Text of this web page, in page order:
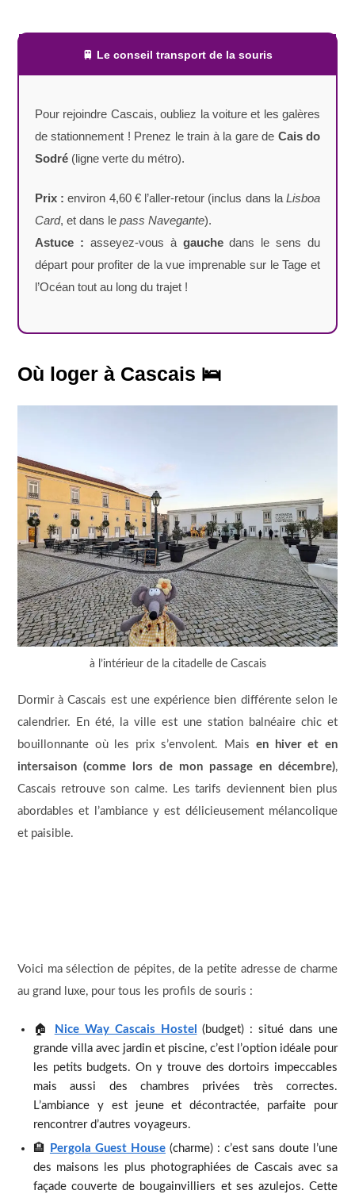
🚆 Le conseil transport de la souris
Pour rejoindre Cascais, oubliez la voiture et les galères
de stationnement ! Prenez le train à la gare de Cais do
Sodré(ligne verte du métro).
Prix : environ 4,60 € l’aller-retour (inclus dans laLisboa
Card, et dans le pass Navegante).
Astuce : asseyez-vous à gauchedans le sens du
départ pour profiter de la vue imprenable sur le Tage et
l’Océan tout au long du trajet !
Où loger à Cascais 🛌
à l’intérieur de la citadelle de Cascais
Dormir à Cascais est une expérience bien différente selon le
calendrier. En été, la ville est une station balnéaire chic et
bouillonnante où les prix s’envolent. Mais en hiver et en
intersaison (comme lors de mon passage en décembre),
Cascais retrouve son calme. Les tarifs deviennent bien plus
abordables et l’ambiance y est délicieusement mélancolique
et paisible.
Voici ma sélection de pépites, de la petite adresse de charme
au grand luxe, pour tous les profils de souris :
🏠 Nice Way Cascais Hostel
(budget) : situé dans une
grande villa avec jardin et piscine, c’est l’option idéale pour
les petits budgets. On y trouve des dortoirs impeccables
mais aussi des chambres privées très correctes.
L’ambiance y est jeune et décontractée, parfaite pour
rencontrer d’autres voyageurs.
🏨
Pergola Guest House(charme) : c’est sans doute l’une
des maisons les plus photographiées de Cascais avec sa
façade couverte de bougainvilliers et ses azulejos. Cette